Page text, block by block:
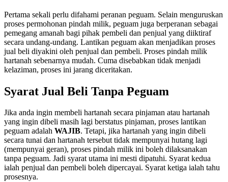
Pertama sekali perlu difahami peranan peguam. Selain menguruskan
proses permohonan pindah milik, peguam juga berperanan sebagai
pemegang amanah bagi pihak pembeli dan penjual yang diiktiraf
secara undang-undang. Lantikan peguam akan menjadikan proses
jual beli diyakini oleh penjual dan pembeli. Proses pindah milik
hartanah sebenarnya mudah. Cuma disebabkan tidak menjadi
kelaziman, proses ini jarang diceritakan.
Syarat Jual Beli Tanpa Peguam
Jika anda ingin membeli hartanah secara pinjaman atau hartanah
yang ingin dibeli masih lagi berstatus pinjaman, proses lantikan
peguam adalah WAJIB. Tetapi, jika hartanah yang ingin dibeli
secara tunai dan hartanah tersebut tidak mempunyai hutang lagi
(mempunyai geran), proses pindah milik ini boleh dilaksanakan
tanpa peguam. Jadi syarat utama ini mesti dipatuhi. Syarat kedua
ialah penjual dan pembeli boleh dipercayai. Syarat ketiga ialah tahu
prosesnya.